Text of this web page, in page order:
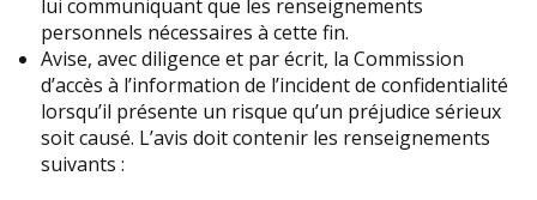
lui communiquant que les renseignements
personnels nécessaires à cette fin.
Avise, avec diligence et par écrit, la Commission
d’accès à l’information de l’incident de confidentialité
lorsqu’il présente un risque qu’un préjudice sérieux
soit causé. L’avis doit contenir les renseignements
suivants :